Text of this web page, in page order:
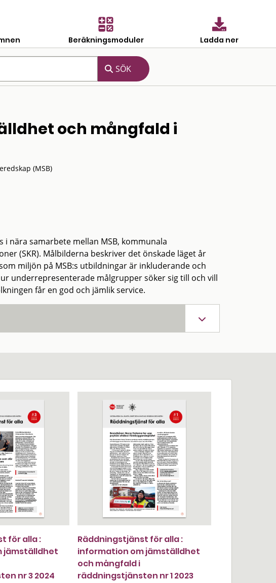
Beräkningsmoduler Ladda ner
och mångfald i
(MSB)
nära samarbete mellan MSB, kommunala
(SKR). Målbilderna beskriver det önskade läget år
miljön på MSB:s utbildningar är inkluderande och
underrepresenterade målgrupper söker sig till och vill
får en god och jämlik service.
för alla :
jämställdhet
nr 3 2024
Räddningstjänst för alla :
information om jämställdhet
och mångfald i
räddningstjänsten nr 1 2023